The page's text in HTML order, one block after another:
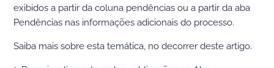
exibidos a partir da coluna pendências ou a partir da aba
Pendências nas informações adicionais do processo.
Saiba mais sobre esta temática, no decorrer deste artigo.